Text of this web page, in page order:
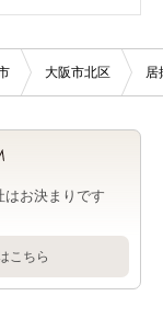
覧
覧
覧
覧
ナント一覧
大阪市北区 居
はお決まりです
こちら